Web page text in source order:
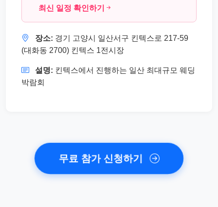
최신 일정 확인하기
장소: 경기 고양시 일산서구 킨텍스로 217-59
(대화동 2700) 킨텍스 1전시장
설명: 킨텍스에서 진행하는 일산 최대규모 웨딩
박람회
무료 참가 신청하기